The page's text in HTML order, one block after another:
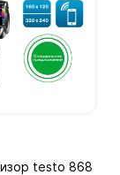
testo 868